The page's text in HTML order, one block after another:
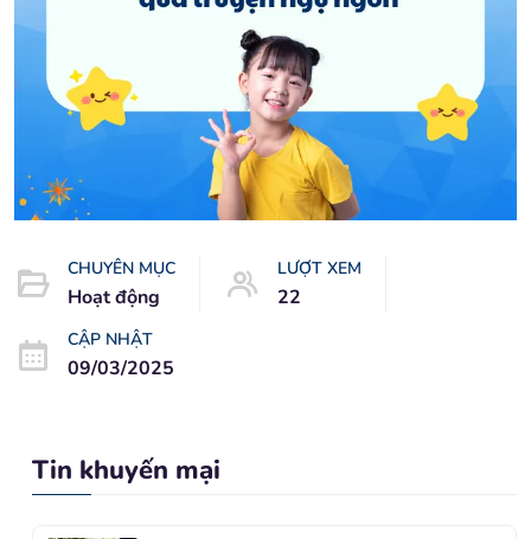
CHUYÊN MỤC
Hoạt động
LƯỢT XEM
22
CẬP NHẬT
09/03/2025
Tin khuyến mại